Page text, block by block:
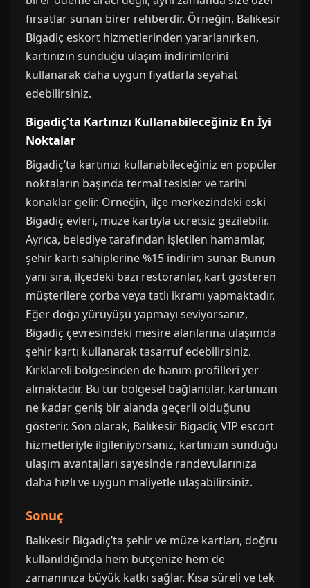
fırsatlar sunan birer rehberdir. Örneğin, Balıkesir
Bigadiç eskort hizmetlerinden yararlanırken,
kartınızın sunduğu ulaşım indirimlerini
kullanarak daha uygun fiyatlarla seyahat
edebilirsiniz.
Bigadiç’ta Kartınızı Kullanabileceğiniz En İyi
Noktalar
Bigadiç’ta kartınızı kullanabileceğiniz en popüler
noktaların başında termal tesisler ve tarihi
konaklar gelir. Örneğin, ilçe merkezindeki eski
Bigadiç evleri, müze kartıyla ücretsiz gezilebilir.
Ayrıca, belediye tarafından işletilen hamamlar,
şehir kartı sahiplerine %15 indirim sunar. Bunun
yanı sıra, ilçedeki bazı restoranlar, kart gösteren
müşterilere çorba veya tatlı ikramı yapmaktadır.
Eğer doğa yürüyüşü yapmayı seviyorsanız,
Bigadiç çevresindeki mesire alanlarına ulaşımda
şehir kartı kullanarak tasarruf edebilirsiniz.
Kırklareli bölgesinden de hanım profilleri yer
almaktadır. Bu tür bölgesel bağlantılar, kartınızın
ne kadar geniş bir alanda geçerli olduğunu
gösterir. Son olarak, Balıkesir Bigadiç VIP escort
hizmetleriyle ilgileniyorsanız, kartınızın sunduğu
ulaşım avantajları sayesinde randevularınıza
daha hızlı ve uygun maliyetle ulaşabilirsiniz.
Sonuç
Balıkesir Bigadiç’ta şehir ve müze kartları, doğru
kullanıldığında hem bütçenize hem de
zamanınıza büyük katkı sağlar. Kısa süreli ve tek